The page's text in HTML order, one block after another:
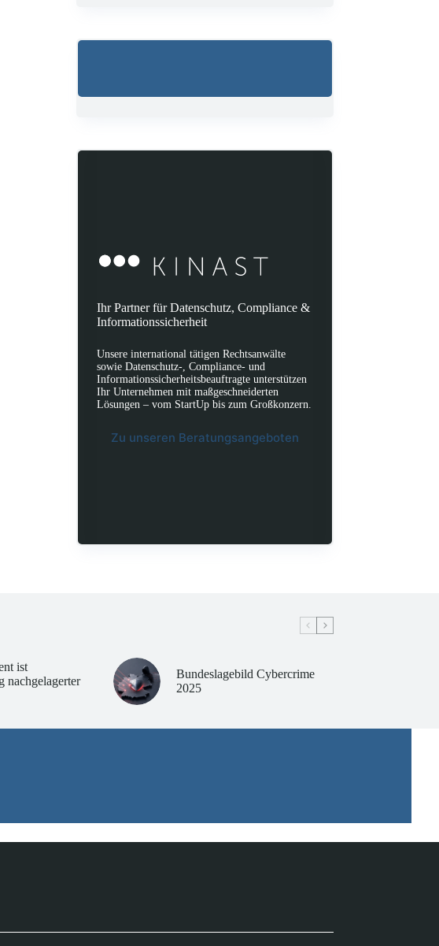
Ihr Partner für Datenschutz, Compliance &
Informationssicherheit
Unsere international tätigen Rechtsanwälte
sowie Datenschutz-, Compliance- und
Informationssicherheitsbeauftragte unterstützen
Ihr Unternehmen mit maßgeschneiderten
Lösungen – vom StartUp bis zum Großkonzern.
Zu unseren Beratungsangeboten
ist
nachgelagerter
Bundeslagebild Cybercrime
2025